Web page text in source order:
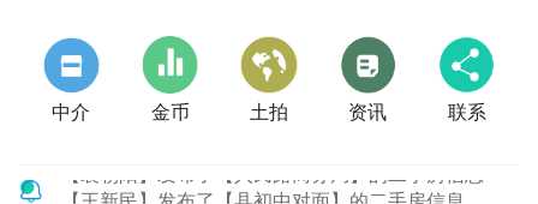
中介 金币 土拍 资讯 联系
【王新民】发布了【县初中对面】的二手房信息